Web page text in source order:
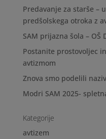
Predavanje za starše –
predšolskega otroka z
SAM prijazna šola – OŠ
Postanite prostovoljec
avtizmom
Znova smo podelili
Modri SAM 2025-
Kategorije
avtizem